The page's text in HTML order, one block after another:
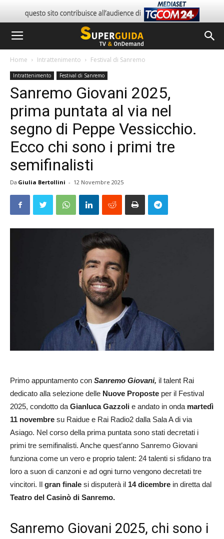
Home Intrattenimento Festival di Sanremo
Intrattenimento Festival di Sanremo
Sanremo Giovani 2025,
prima puntata al via nel
segno di Peppe Vessicchio.
Ecco chi sono i primi tre
semifinalisti
Da Giulia Bertollini - 12 Novembre 2025
Primo appuntamento con Sanremo Giovani, il talent Rai
dedicato alla selezione delle Nuove Proposte per il Festival
2025, condotto da Gianluca Gazzoli e andato in onda martedì
11 novembre su Raidue e Rai Radio2 dalla Sala A di via
Asiago. Nel corso della prima puntata sono stati decretati i
primi tre semifinalisti. Anche quest’anno Sanremo Giovani
funziona come un vero e proprio talent: 24 talenti si sfidano tra
loro a suon di canzoni e ad ogni turno vengono decretati tre
vincitori. Il gran finale si disputerà il 14 dicembre in diretta dal
Teatro del Casinò di Sanremo.
Sanremo Giovani 2025, chi sono i